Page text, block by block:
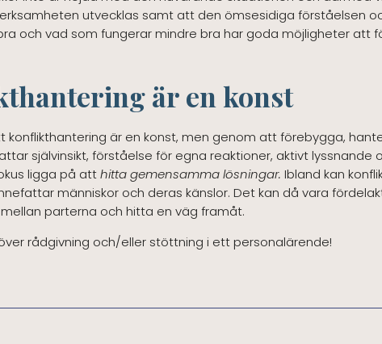
utvecklas samt att den ömsesidiga förståelsen
och vad som fungerar mindre bra har goda möjligheter att
är en konst
är en konst, men genom att förebygga,
självinsikt, förståelse för egna reaktioner, aktivt
ligga på atthitta gemensamma lösningar. Ibland kan
människor och deras känslor. Det kan då vara
parterna och hitta en väg framåt.
rådgivning och/eller stöttning i ett personalärende!